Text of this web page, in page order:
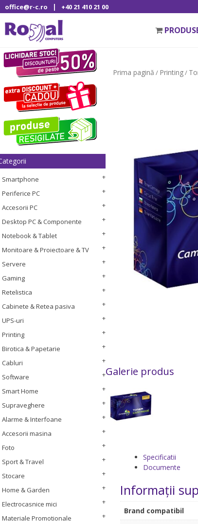
office@r-c.ro | +40 21 410 21 00
Smartphone
Periferice PC
Accesorii PC
Desktop PC & Componente
Notebook & Tablet
Monitoare & Proiectoare & TV
Servere
Gaming
Retelistica
Cabinete & Retea pasiva
UPS-uri
Printing
Birotica & Papetarie
Cabluri
Software
Smart Home
Supraveghere
Alarme & Interfoane
Accesorii masina
Foto
Sport & Travel
Stocare
Home & Garden
Electrocasnice mici
Materiale Promotionale
Prima pagină / Printing/
Galerie produs
Specificatii
Documente
Informații
Brand compatibil